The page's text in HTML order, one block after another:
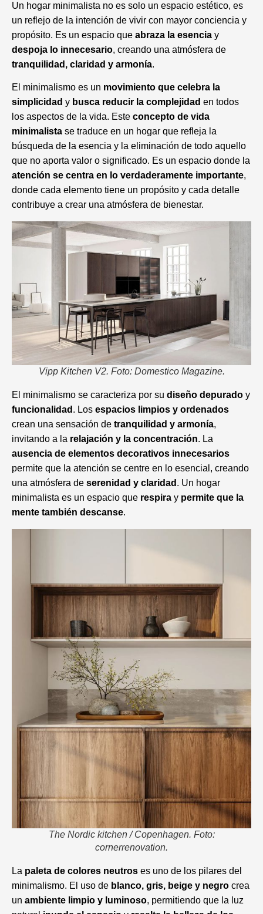
Un hogar minimalista no es solo un espacio estético, es
un reflejo de la intención de vivir con mayor conciencia y
propósito. Es un espacio que abraza la esencia y
despoja lo innecesario, creando una atmósfera de
tranquilidad, claridad y armonía.
El minimalismo es un movimiento que celebra la
simplicidad y busca reducir la complejidad en todos
los aspectos de la vida. Este concepto de vida
minimalista se traduce en un hogar que refleja la
búsqueda de la esencia y la eliminación de todo aquello
que no aporta valor o significado. Es un espacio donde la
atención se centra en lo verdaderamente importante,
donde cada elemento tiene un propósito y cada detalle
contribuye a crear una atmósfera de bienestar.
Vipp Kitchen V2. Foto: Domestico Magazine.
El minimalismo se caracteriza por su diseño depurado y
funcionalidad . Los espacios limpios y ordenados
crean una sensación de tranquilidad y armonía,
invitando a la relajación y la concentración. La
ausencia de elementos decorativos innecesarios
permite que la atención se centre en lo esencial, creando
una atmósfera de serenidad y claridad . Un hogar
minimalista es un espacio que respira y permite que la
mente también descanse.
The Nordic kitchen / Copenhagen. Foto:
cornerrenovation.
La paleta de colores neutros es uno de los pilares del
minimalismo. El uso de blanco, gris, beige y negro crea
un ambiente limpio y luminoso, permitiendo que la luz